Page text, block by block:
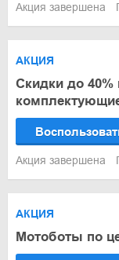
Акция завершена
АКЦИЯ
Скидки до
Акция завершена
АКЦИЯ
Мотоботы по